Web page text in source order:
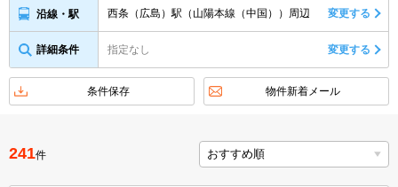
不動産会社から
沿線・駅 西条（広島）駅（山陽本線（中国））周辺 変更する
詳細条件 指定なし 変更する
条件保存 物件新着メール
241件